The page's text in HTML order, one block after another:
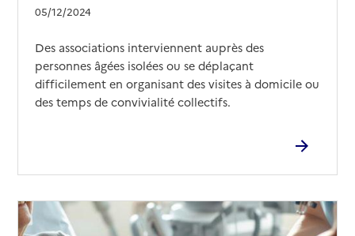
05/12/2024
Des associations interviennent auprès des
personnes âgées isolées ou se déplaçant
difficilement en organisant des visites à domicile ou
des temps de convivialité collectifs.